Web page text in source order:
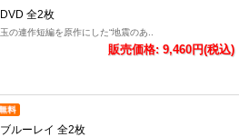
全2枚
の連作短編を原作にした“地震のあ..
販売価格: 9,460円(税込)
ルーレイ 全2枚